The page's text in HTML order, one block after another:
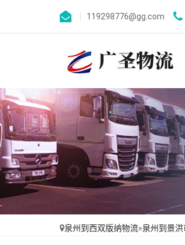
119298776@gg.com
泉州到西双版纳物流»泉州到景洪